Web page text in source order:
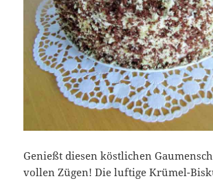
Genießt diesen köstlichen
vollen Zügen! Die luftige Krümel-